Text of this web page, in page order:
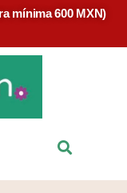
mínima 600 MXN)